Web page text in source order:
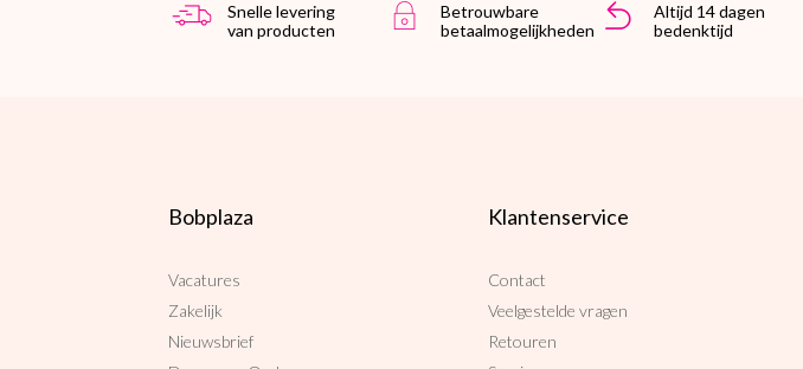
Snelle levering
van producten
Betrouwbare
betaalmogelijkheden
Altijd 14 dagen
bedenktijd
Bobplaza
Vacatures
Zakelijk
Nieuwsbrief
Klantenservice
Contact
Veelgestelde vragen
Retouren